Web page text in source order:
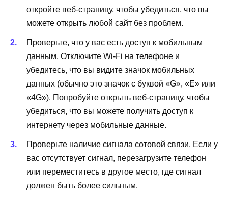
откройте веб-страницу, чтобы убедиться, что вы
можете открыть любой сайт без проблем.
Проверьте, что у вас есть доступ к мобильным
данным. Отключите Wi-Fi на телефоне и
убедитесь, что вы видите значок мобильных
данных (обычно это значок с буквой «G», «E» или
«4G»). Попробуйте открыть веб-страницу, чтобы
убедиться, что вы можете получить доступ к
интернету через мобильные данные.
Проверьте наличие сигнала сотовой связи. Если у
вас отсутствует сигнал, перезагрузите телефон
или переместитесь в другое место, где сигнал
должен быть более сильным.